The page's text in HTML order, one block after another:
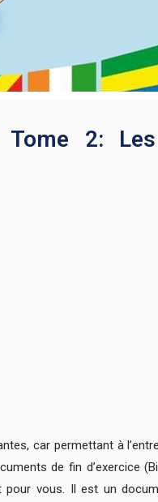
2:
car permettant à
de fin d’exercice
pour vous. Il est un